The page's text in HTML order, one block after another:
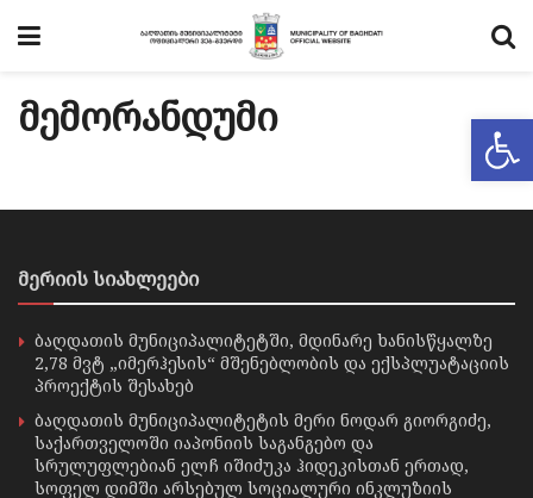
მემორანდუმი
მერიის სიახლეები
ბაღდათის მუნიციპალიტეტში, მდინარე ხანისწყალზე
2,78 მვტ „იმერჰესის“ მშენებლობის და ექსპლუატაციის
პროექტის შესახებ
ბაღდათის მუნიციპალიტეტის მერი ნოდარ გიორგიძე,
საქართველოში იაპონიის საგანგებო და
სრულუფლებიან ელჩ იშიძუკა ჰიდეკისთან ერთად,
სოფელ დიმში არსებულ სოციალური ინკლუზიის